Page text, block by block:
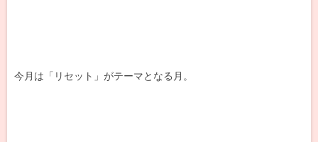
今月は「リセット」がテーマとなる月。